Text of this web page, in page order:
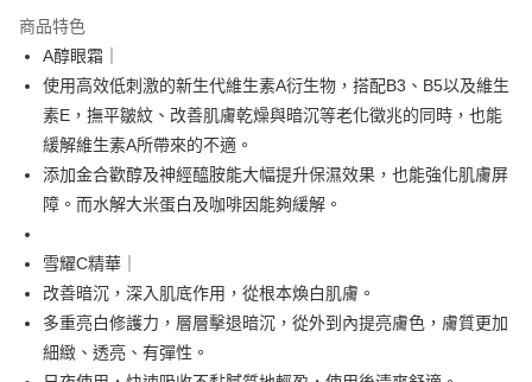
Apple Pay
街口支付
悠遊付
Google Pay
大哥付你分期
相關說明
【大哥付你分期使用說明】
1.本服務由台灣大哥大提供，台灣大哥大用戶可立即使用無須另外申請。
AFTEE先享後付
相關說明
商品特色
A醇眼霜｜
使用高效低刺激的新生代維生素A衍生物，搭配B3、B5以及維生
素E，撫平皺紋、改善肌膚乾燥與暗沉等老化徵兆的同時，也能
緩解維生素A所帶來的不適。
添加金合歡醇及神經醯胺能大幅提升保濕效果，也能強化肌膚屏
障。而水解大米蛋白及咖啡因能夠緩解。
雪耀C精華｜
改善暗沉，深入肌底作用，從根本煥白肌膚。
多重亮白修護力，層層擊退暗沉，從外到內提亮膚色，膚質更加
細緻、透亮、有彈性。